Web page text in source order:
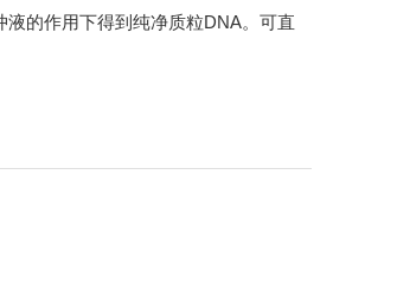
的作用下得到纯净质粒DNA。可直